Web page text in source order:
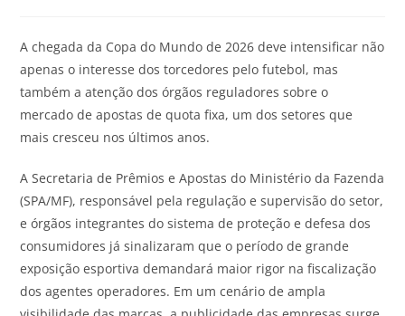
A chegada da Copa do Mundo de 2026 deve intensificar não
apenas o interesse dos torcedores pelo futebol, mas
também a atenção dos órgãos reguladores sobre o
mercado de apostas de quota fixa, um dos setores que
mais cresceu nos últimos anos.
A Secretaria de Prêmios e Apostas do Ministério da Fazenda
(SPA/MF), responsável pela regulação e supervisão do setor,
e órgãos integrantes do sistema de proteção e defesa dos
consumidores já sinalizaram que o período de grande
exposição esportiva demandará maior rigor na fiscalização
dos agentes operadores. Em um cenário de ampla